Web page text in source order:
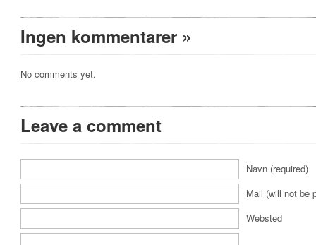
Ingen kommentarer »
No comments yet.
Leave a comment
Navn (required)
Mail (will not be
Websted